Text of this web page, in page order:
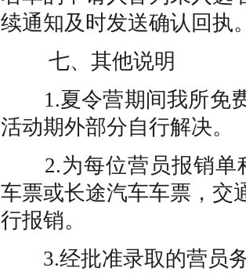
续通知及时发送确认回执
七、其他说明
1.夏令营期间我所免
活动期外部分自行解决。
2.为每位营员报销单
车票或长途汽车车票，交
行报销。
3.经批准录取的营员